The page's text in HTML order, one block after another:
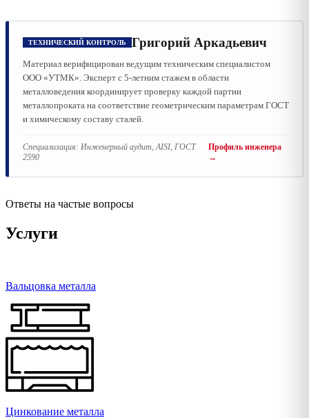
ТЕХНИЧЕСКИЙ КОНТРОЛЬ Григорий Аркадьевич
Материал верифицирован ведущим техническим специалистом
ООО «УТМК». Эксперт с 5-летним стажем в области
металловедения координирует проверку каждой партии
металлопроката на соответствие геометрическим параметрам ГОСТ
и химическому составу сталей.
Специализация: Инженерный аудит, AISI, ГОСТ
2590
Профиль инженера
→
Ответы на частые вопросы
Услуги
Вальцовка металла
Цинкование металла